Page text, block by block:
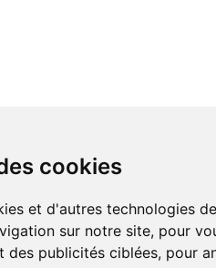
cookies
et d'autres technologies
sur notre site, pour
des publicités ciblées, pour